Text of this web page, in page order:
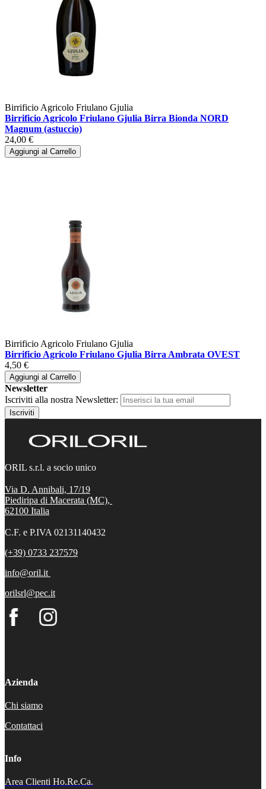
Birrificio Agricolo Friulano Gjulia
Birrificio Agricolo Friulano Gjulia Birra Bionda NORD
Magnum (astuccio)
24,00 €
Aggiungi al Carrello
Birrificio Agricolo Friulano Gjulia
Birrificio Agricolo Friulano Gjulia Birra Ambrata OVEST
4,50 €
Aggiungi al Carrello
Newsletter
Iscriviti alla nostra Newsletter:
Iscriviti
ORIL s.r.l. a socio unico
Via D. Annibali, 17/19
Piediripa di Macerata (MC),
62100 Italia
C.F. e P.IVA 02131140432
(+39) 0733 237579
info@oril.it
orilsrl@pec.it
Azienda
Chi siamo
Contattaci
Info
Area Clienti Ho.Re.Ca.